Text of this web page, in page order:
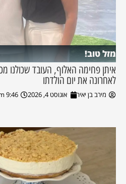
מזל טוב!
איתן פחימה האלוף, העובד שכולנו
לאחרונה את יום הולדתו
מירב בן יאיר אוגוסט 4, 2026 9:46 pm